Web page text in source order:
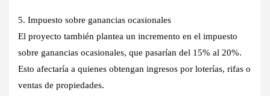
5. Impuesto sobre ganancias ocasionales
El proyecto también plantea un incremento en el impuesto
sobre ganancias ocasionales, que pasarían del 15% al 20%.
Esto afectaría a quienes obtengan ingresos por loterías, rifas o
ventas de propiedades.